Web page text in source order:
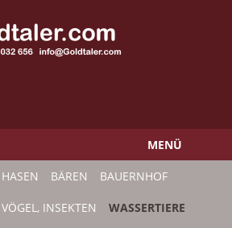
MENÜ
HASEN BÄREN BAUERNHOF
VÖGEL, INSEKTEN WASSERTIERE